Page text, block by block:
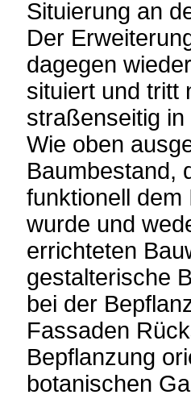
Situierung an
Der
dagegen
situiert und tritt
straßenseitig
Wie oben
Baumbestand,
funktionell
wurde und
errichteten
gestalterische
bei der
Fassaden
Bepflanzung
botanischen